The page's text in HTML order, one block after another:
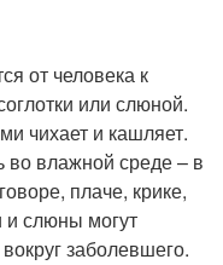
от человека к
или слюной.
чихает и кашляет.
во влажной среде – в
плаче, крике,
и слюны могут
заболевшего.